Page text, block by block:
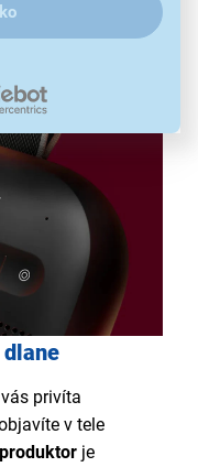
privíta
v tele
je